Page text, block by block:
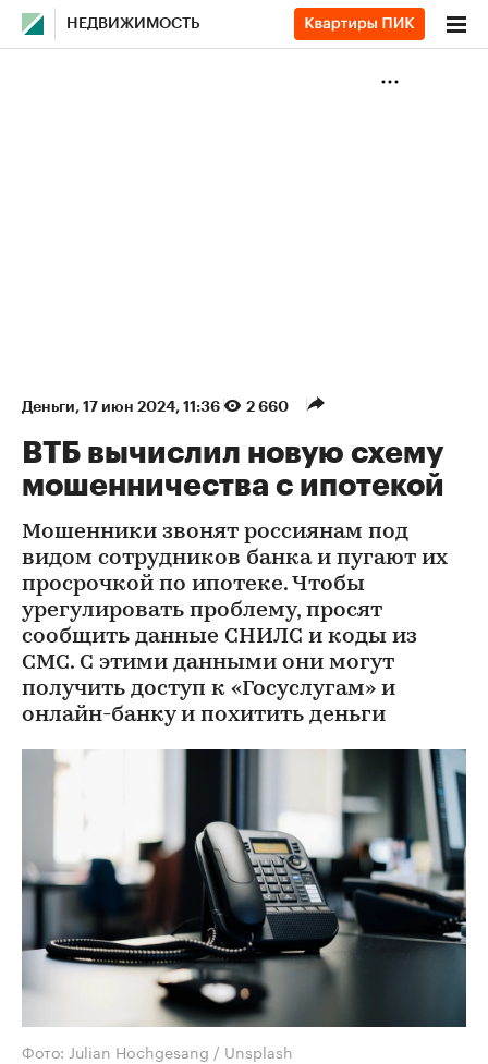
НЕДВИЖИМОСТЬ
Деньги⁠, 17 июн 2024, 11:36 2 660
ВТБ вычислил новую схему
мошенничества с ипотекой
Мошенники звонят россиянам под
видом сотрудников банка и пугают их
просрочкой по ипотеке. Чтобы
урегулировать проблему, просят
сообщить данные СНИЛС и коды из
СМС. С этими данными они могут
получить доступ к «Госуслугам» и
онлайн-банку и похитить деньги
Фото: Julian Hochgesang / Unsplash